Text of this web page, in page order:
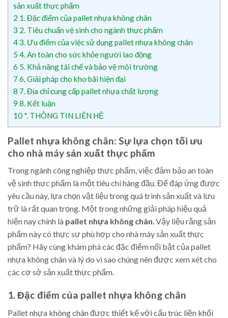
sản xuất thực phẩm
2 1. Đặc điểm của pallet nhựa không chân
3 2. Tiêu chuẩn vệ sinh cho ngành thực phẩm
43. Ưu điểm của việc sử dụng pallet nhựa không chân
5 4. An toàn cho sức khỏe người lao động
6 5. Khả năng tái chế và bảo vệ môi trường
7 6. Giải pháp cho kho bãi hiện đại
8 7. Địa chỉ cung cấp pallet nhựa chất lượng
9 8. Kết luận
10 *. THÔNG TIN LIÊN HỆ
Pallet nhựa không chân: Sự lựa chọn tối ưu
cho nhà máy sản xuất thực phẩm
Trong ngành công nghiệp thực phẩm, việc đảm bảo an toàn
vệ sinh thực phẩm là một tiêu chí hàng đầu. Để đáp ứng được
yêu cầu này, lựa chọn vật liệu trong quá trình sản xuất và lưu
trữ là rất quan trọng. Một trong những giải pháp hiệu quả
hiện nay chính là pallet nhựa không chân. Vậy liệu rằng sản
phẩm này có thực sự phù hợp cho nhà máy sản xuất thực
phẩm? Hãy cùng khám phá các đặc điểm nổi bật của pallet
nhựa không chân và lý do vì sao chúng nên được xem xét cho
các cơ sở sản xuất thực phẩm.
1. Đặc điểm của pallet nhựa không chân
Pallet nhựa không chân được thiết kế với cấu trúc liền khối